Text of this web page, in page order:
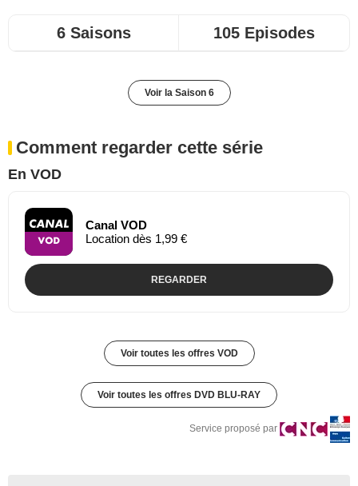
6 Saisons 105 Episodes
Voir la Saison 6
Comment regarder cette série
En VOD
Canal VOD
Location dès 1,99 €
REGARDER
Voir toutes les offres VOD
Voir toutes les offres DVD BLU-RAY
Service proposé par